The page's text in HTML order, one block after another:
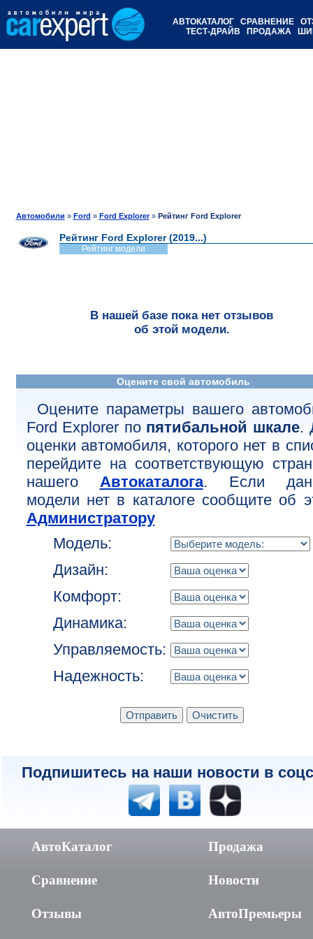
АВТОКАТАЛОГ СРАВНЕНИЕ
ТЕСТ-ДРАЙВ
ПРОДАЖА
Автомобили » Ford » Ford Explorer» Рейтинг Ford Explorer
Рейтинг Ford Explorer (2019...)
Рейтинг модели
В нашей базе пока нет отзывов
об этой модели.
Оцените свой автомобиль
Оцените параметры вашего
Ford Explorer по пятибальной шкале.
оценки автомобиля, которого нет в
перейдите на соответствующую
нашего Автокаталога. Если
модели нет в каталоге сообщите об
Администратору
Модель:
Дизайн:
Комфорт:
Динамика:
Управляемость:
Надежность:
Подпишитесь на наши новости в
АвтоКаталог
Сравнение
Отзывы
Продажа
Новости
АвтоПремьеры